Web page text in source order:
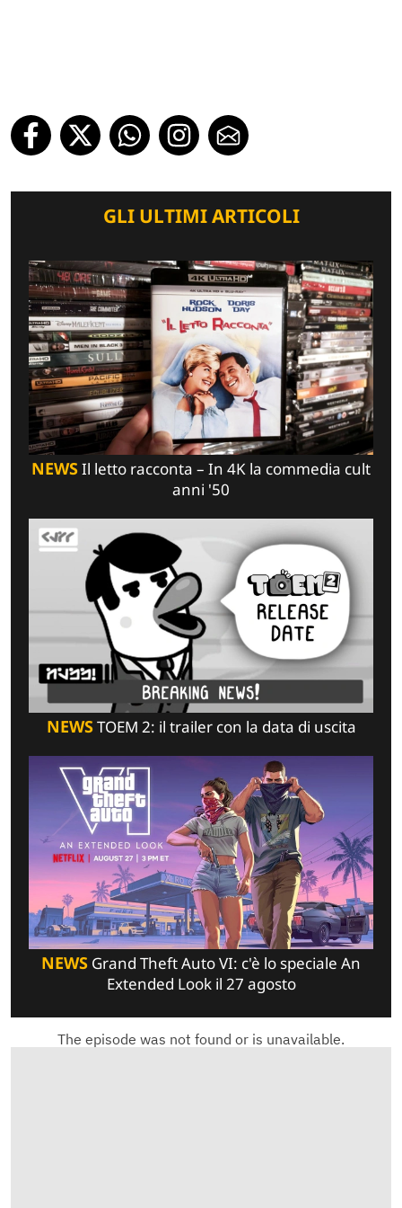
GLI ULTIMI ARTICOLI
NEWSIl letto racconta – In 4K la commedia cult
anni '50
NEWSTOEM 2: il trailer con la data di uscita
NEWS Grand Theft Auto VI: c'è lo speciale An
Extended Look il 27 agosto